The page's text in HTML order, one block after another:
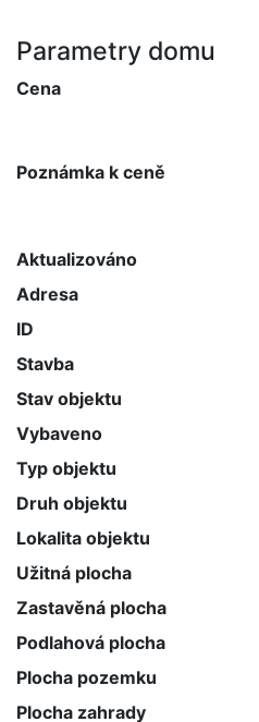
Parametry domu
Cena
Poznámka k ceně
Aktualizováno
Adresa
ID
Stavba
Stav objektu
Vybaveno
Typ objektu
Druh objektu
Lokalita objektu
Užitná plocha
Zastavěná plocha
Podlahová plocha
Plocha pozemku
Plocha zahrady